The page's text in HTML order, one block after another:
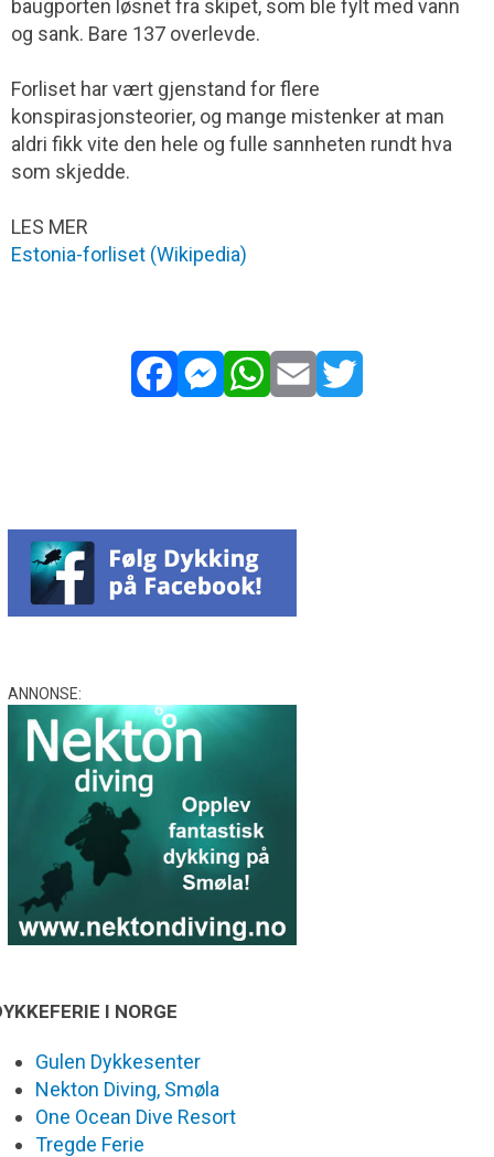
baugporten løsnet fra skipet, som ble fylt med vann
og sank. Bare 137 overlevde.
Forliset har vært gjenstand for flere
konspirasjonsteorier, og mange mistenker at man
aldri fikk vite den hele og fulle sannheten rundt hva
som skjedde.
LES MER
Estonia-forliset (Wikipedia)
ANNONSE:
I NORGE
Gulen Dykkesenter
Nekton Diving, Smøla
One Ocean Dive Resort
Tregde Ferie